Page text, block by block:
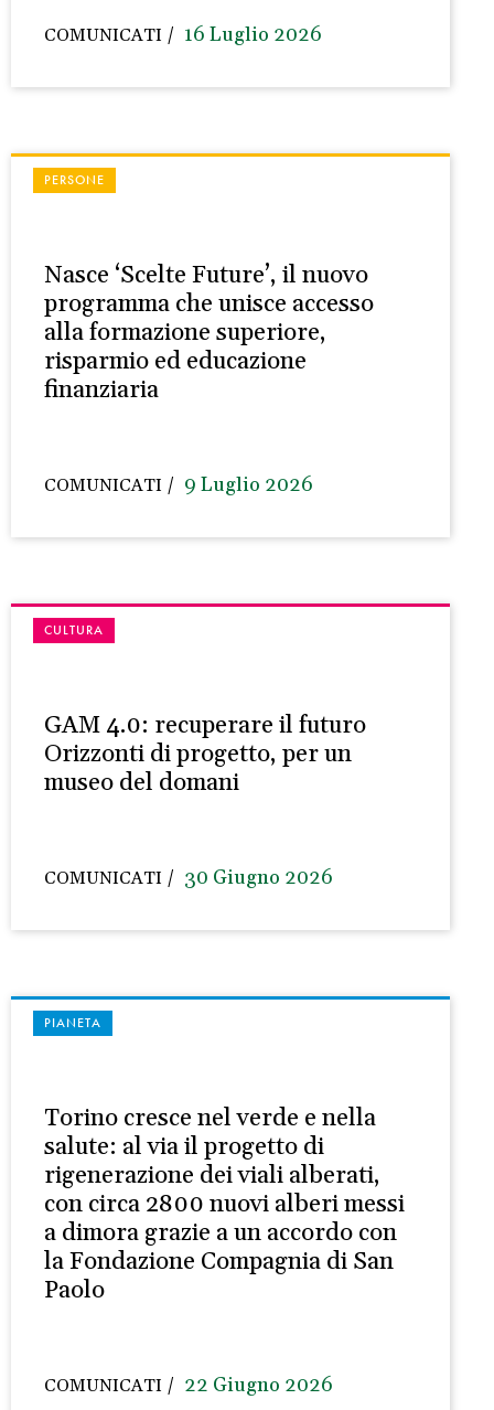
COMUNICATI 16 Luglio 2026
PERSONE
Nasce ‘Scelte Future’, il nuovo
programma che unisce accesso
alla formazione superiore,
risparmio ed educazione
finanziaria
COMUNICATI 9 Luglio 2026
CULTURA
GAM 4.0: recuperare il futuro
Orizzonti di progetto, per un
museo del domani
COMUNICATI 30 Giugno 2026
PIANETA
Torino cresce nel verde e nella
salute: al via il progetto di
rigenerazione dei viali alberati,
con circa 2800 nuovi alberi messi
a dimora grazie a un accordo con
la Fondazione Compagnia di San
Paolo
COMUNICATI 22 Giugno 2026